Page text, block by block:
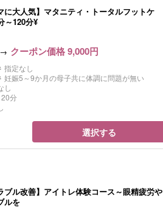
に大人気】マタニティ・トータルフットケ
120分¥
クーポン価格 9,000円
指定なし
妊娠5～9か月の母子共に体調に問題が無い
し
分
選択する
ブル改善】アイトレ体験コース～眼精疲労や
ルを